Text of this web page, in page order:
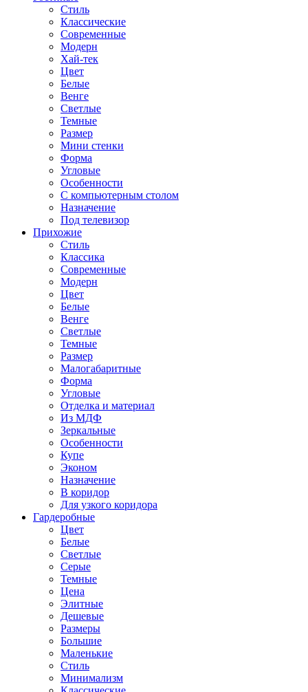
Стиль
Классические
Современные
Модерн
Хай-тек
Цвет
Белые
Венге
Светлые
Темные
Размер
Мини стенки
Форма
Угловые
Особенности
С компьютерным столом
Назначение
Под телевизор
Прихожие
Стиль
Классика
Современные
Модерн
Цвет
Белые
Венге
Светлые
Темные
Размер
Малогабаритные
Форма
Угловые
Отделка и материал
Из МДФ
Зеркальные
Особенности
Купе
Эконом
Назначение
В коридор
Для узкого коридора
Гардеробные
Цвет
Белые
Светлые
Серые
Темные
Цена
Элитные
Дешевые
Размеры
Большие
Маленькие
Стиль
Минимализм